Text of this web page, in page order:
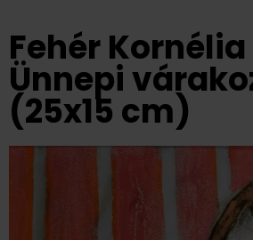
Fehér
Ünnepi
(25x15 cm)